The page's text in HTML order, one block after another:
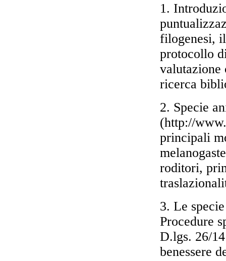
1.
filogenesi,
protocollo
valutazione
ricerca
2. Specie
(http://
principali
roditori,
3. Le
Procedure
D.lgs. 26/
benessere